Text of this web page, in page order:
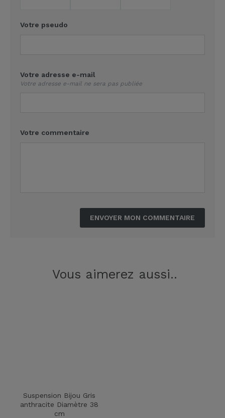
Votre pseudo
Votre adresse e-mail
Votre adresse e-mail ne sera pas publiée
Votre commentaire
Vous aimerez aussi..
Suspension Bijou Gris
anthracite Diamètre 38
cm